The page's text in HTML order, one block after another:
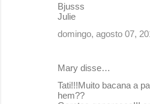
Bjusss
Julie
domingo, agosto 07,
Mary disse…
Tati!!!Muito bacana a
hem??